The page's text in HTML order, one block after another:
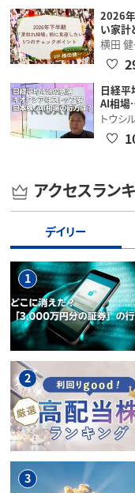
2026年
い家
横田
日経平
AI相
トウシ
アクセスラン
デイリー
1
2
3